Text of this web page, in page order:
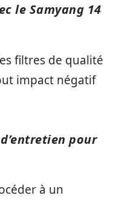
le Samyang 14
filtres de qualité
impact négatif
pour
à un